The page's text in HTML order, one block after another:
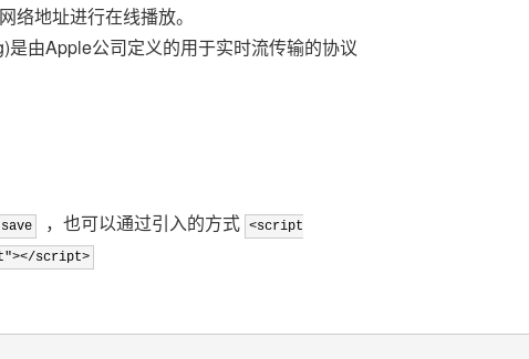
络地址进行在线播放。
由Apple公司定义的用于实时流传输的协议
，也可以通过引入的方式 <script
script>